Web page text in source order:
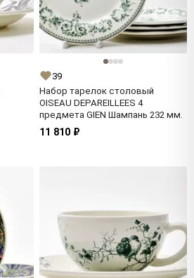
39
Набор тарелок столовый
OISEAU DEPAREILLEES 4
предмета GIEN Шампань 232 мм.
11 810 ₽